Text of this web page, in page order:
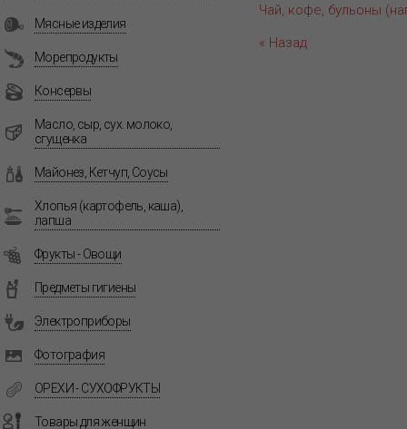
Мясные изделия
Морепродукты
Консервы
Масло, сыр, сух. молоко,
сгущенка
Майонез, Кетчуп, Соусы
Хлопья (картофель, каша),
лапша
Фрукты - Овощи
Предметы гигиены
Электроприборы
Фотография
ОРЕХИ - СУХОФРУКТЫ
Товары для женщин
Чай, кофе, бульоны
« Назад